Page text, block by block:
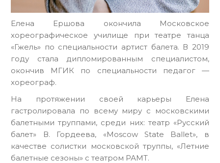
Елена Ершова окончила Московское
хореографическое училище при театре танца
«Гжель» по специальности артист балета. В 2019
году стала дипломированным специалистом,
окончив МГИК по специальности педагог —
хореограф.
На протяжении своей карьеры Елена
гастролировала по всему миру с московскими
балетными труппами, среди них: театр «Русский
балет» В. Гордеева, «Moscow State Ballet», в
качестве солистки московской труппы, «Летние
балетные сезоны» с театром РАМТ.